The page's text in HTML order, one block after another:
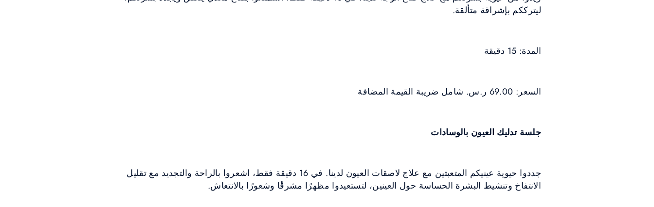
ليترككم بإشراقة متألقة.
المدة: 15 دقيقة
السعر: 69.00 ر.س. شامل ضريبة القيمة المضافة
جلسة تدليك العيون بالوسادات
جددوا حيوية عينيكم المتعبتين مع علاج لاصقات العيون لدينا. في 16 دقيقة فقط، اشعروا بالراحة والتجديد مع تقليل
الانتفاخ وتنشيط البشرة الحساسة حول العينين، لتستعيدوا مظهرًا مشرقًا وشعورًا بالانتعاش.